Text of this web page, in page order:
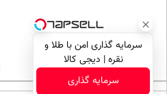
سرمایه گذاری امن با طلا و
نقره | دیجی کالا
سرمایه گذاری